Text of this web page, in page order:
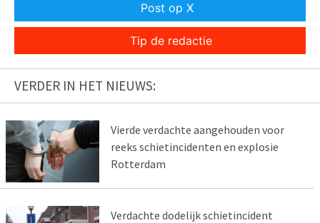
Post op X
Tip de redactie
VERDER IN HET NIEUWS:
Vierde verdachte aangehouden voor
reeks schietincidenten en explosie
Rotterdam
Verdachte dodelijk schietincident